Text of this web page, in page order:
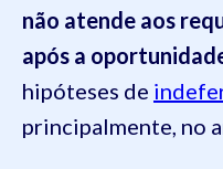
não atende aos
após a
hipóteses de
principalmente, no